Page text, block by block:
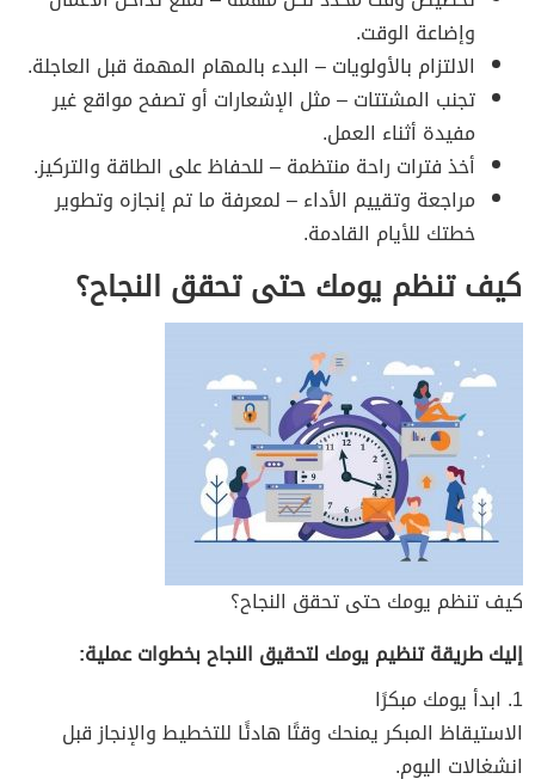
وإضاعة الوقت.
الالتزام بالأولويات – البدء بالمهام المهمة قبل العاجلة.
تجنب المشتتات – مثل الإشعارات أو تصفح مواقع غير
مفيدة أثناء العمل.
أخذ فترات راحة منتظمة – للحفاظ على الطاقة والتركيز.
مراجعة وتقييم الأداء – لمعرفة ما تم إنجازه وتطوير
خطتك للأيام القادمة.
كيف تنظم يومك حتى تحقق النجاح؟
كيف تنظم يومك حتى تحقق النجاح؟
إليك طريقة تنظيم يومك لتحقيق النجاح بخطوات عملية:
1. ابدأ يومك مبكرًا
الاستيقاظ المبكر يمنحك وقتًا هادئًا للتخطيط والإنجاز قبل
انشغالات اليوم.